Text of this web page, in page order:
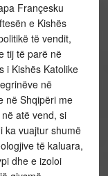
Françesku
e Kishës
të vendit,
tij të parë në
i Kishës Katolike
në
në Shqipëri me
atë vend, si
ka vuajtur shumë
të kaluara,
dhe e izoloi